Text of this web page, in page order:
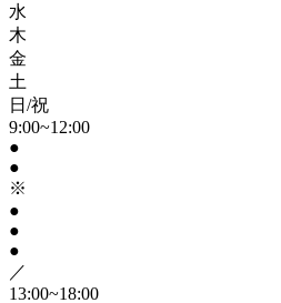
水
木
金
土
日/祝
9:00~12:00
●
●
※
●
●
●
／
13:00~18:00